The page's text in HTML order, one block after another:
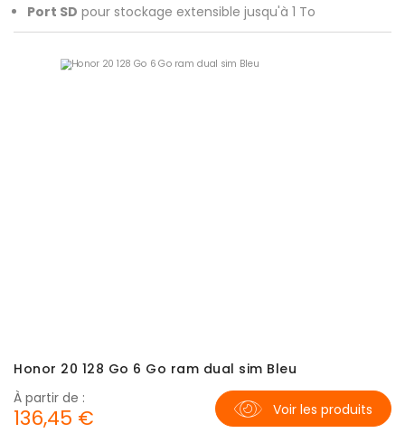
Port SD pour stockage extensible jusqu'à 1 To
Honor 20 128 Go 6 Go ram dual sim Bleu
À partir de :
136,45 € Voir les produits